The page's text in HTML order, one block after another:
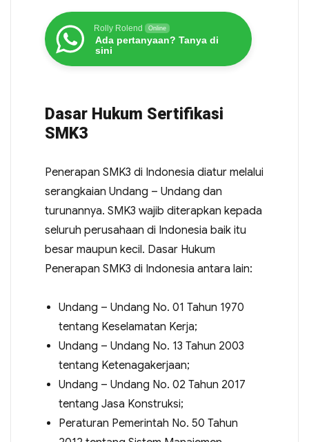
Rolly Rolend Online
Ada pertanyaan? Tanya di
sini
Dasar Hukum Sertifikasi
SMK3
Penerapan SMK3 di Indonesia diatur melalui
serangkaian Undang – Undang dan
turunannya. SMK3 wajib diterapkan kepada
seluruh perusahaan di Indonesia baik itu
besar maupun kecil. Dasar Hukum
Penerapan SMK3 di Indonesia antara lain:
Undang – Undang No. 01 Tahun 1970
tentang Keselamatan Kerja;
Undang – Undang No. 13 Tahun 2003
tentang Ketenagakerjaan;
Undang – Undang No. 02 Tahun 2017
tentang Jasa Konstruksi;
Peraturan Pemerintah No. 50 Tahun